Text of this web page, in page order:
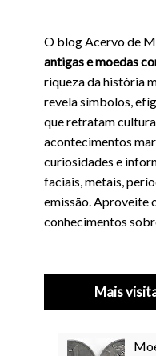
O blog Acervo de
antigas e moedas
riqueza da história
revela símbolos,
que retratam
acontecimentos
curiosidades e
faciais, metais,
emissão. Aproveite
conhecimentos
Mais